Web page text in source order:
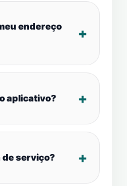
endereço
aplicativo?
de serviço?